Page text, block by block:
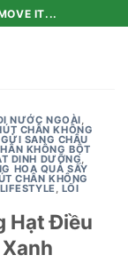
IT...
NƯỚC NGOÀI,
CHÂN KHÔNG
SANG CHÂU
KHÔNG BỘT
DINH DƯỠNG,
HOA QUẢ SẤY
CHÂN KHÔNG
LIFESTYLE, LỐI
Hạt Điều